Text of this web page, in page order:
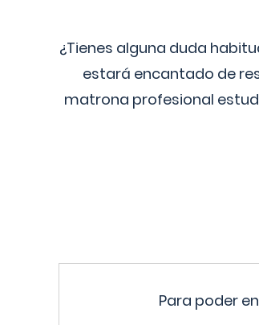
¿Tienes alguna duda
estará encantado de
matrona profesional
Para poder